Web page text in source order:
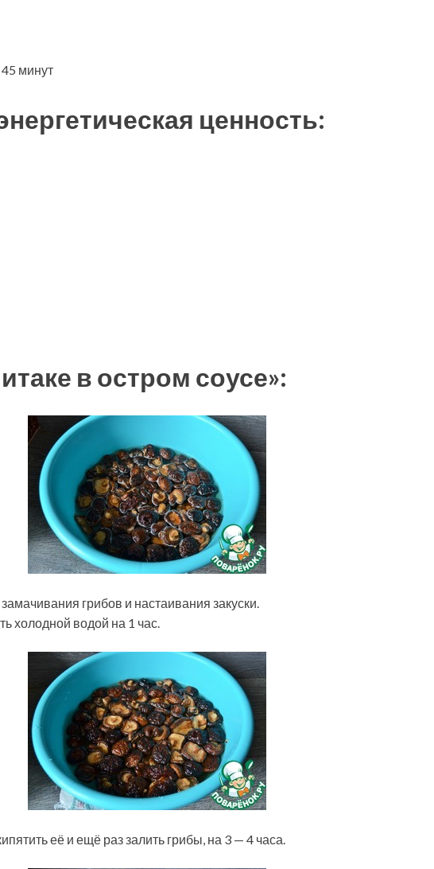
45 минут
ценность:
в остром соусе»:
грибов и настаивания закуски.
холодной водой на 1 час.
её и ещё раз залить грибы, на 3 — 4 часа.